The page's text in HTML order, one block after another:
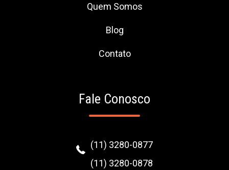
Quem Somos
Blog
Contato
Fale Conosco
(11) 3280-0877
(11) 3280-0878